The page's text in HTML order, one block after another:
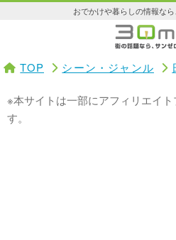
おでかけや暮らしの情報な
TOP シーン・ジャンル
※本サイトは一部にアフィリエイ
す。